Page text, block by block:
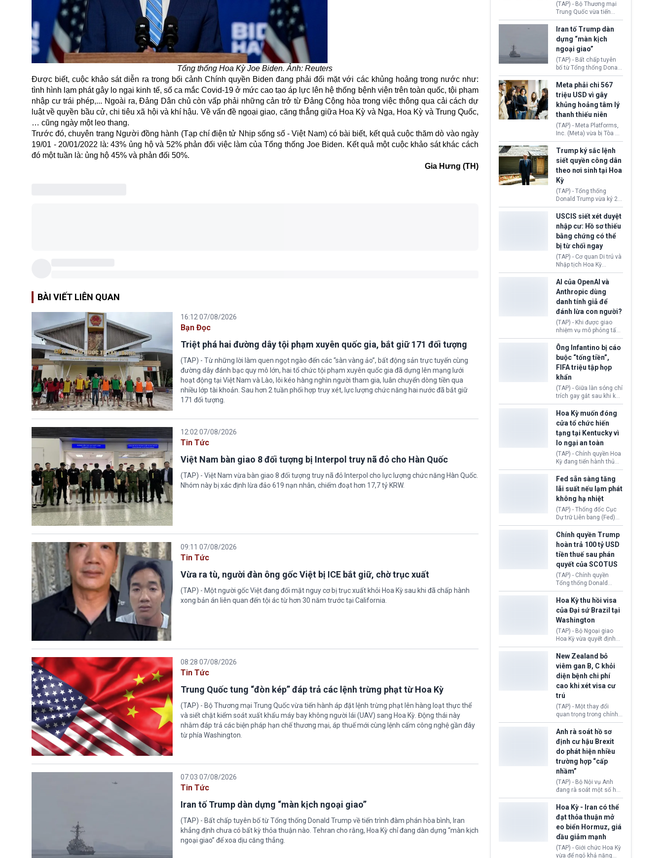
Tổng thống Hoa Kỳ Joe Biden. Ảnh: Reuters
Được biết, cuộc khảo sát diễn ra trong bối cảnh Chính quyền Biden đang phải đối mặt với các khủng hoảng trong nước như:
tình hình lạm phát gây lo ngại kinh tế, số ca mắc Covid-19 ở mức cao tạo áp lực lên hệ thống bệnh viện trên toàn quốc, tội phạm
nhập cư trái phép,... Ngoài ra, Đảng Dân chủ còn vấp phải những cản trở từ Đảng Cộng hòa trong việc thông qua cải cách dự
luật về quyền bầu cử, chi tiêu xã hội và khí hậu. Về vấn đề ngoại giao, căng thẳng giữa Hoa Kỳ và Nga, Hoa Kỳ và Trung Quốc,
… cũng ngày một leo thang.
Trước đó, chuyên trang Người đồng hành (Tạp chí điện tử Nhịp sống số - Việt Nam) có bài biết, kết quả cuộc thăm dò vào ngày
19/01 - 20/01/2022 là: 43% ủng hộ và 52% phản đối việc làm của Tổng thống Joe Biden. Kết quả một cuộc khảo sát khác cách
đó một tuần là: ủng hộ 45% và phản đối 50%.
Gia Hưng (TH)
BÀI VIẾT LIÊN QUAN
16:12 07/08/2026
Bạn Đọc
Triệt phá hai đường dây tội phạm xuyên quốc gia, bắt giữ 171 đối tượng
(TAP) - Từ những lời làm quen ngọt ngào đến các “sàn vàng ảo”, bất động sản trực tuyến cùng
đường dây đánh bạc quy mô lớn, hai tổ chức tội phạm xuyên quốc gia đã dựng lên mạng lưới
hoạt động tại Việt Nam và Lào, lôi kéo hàng nghìn người tham gia, luân chuyển dòng tiền qua
nhiều lớp tài khoản. Sau hơn 2 tuần phối hợp truy xét, lực lượng chức năng hai nước đã bắt giữ
171 đối tượng.
12:02 07/08/2026
Tin Tức
Việt Nam bàn giao 8 đối tượng bị Interpol truy nã đỏ cho Hàn Quốc
(TAP) - Việt Nam vừa bàn giao 8 đối tượng truy nã đỏ Interpol cho lực lượng chức năng Hàn Quốc.
Nhóm này bị xác định lừa đảo 619 nạn nhân, chiếm đoạt hơn 17,7 tỷ KRW.
09:11 07/08/2026
Tin Tức
Vừa ra tù, người đàn ông gốc Việt bị ICE bắt giữ, chờ trục xuất
(TAP) - Một người gốc Việt đang đối mặt nguy cơ bị trục xuất khỏi Hoa Kỳ sau khi đã chấp hành
xong bản án liên quan đến tội ác từ hơn 30 năm trước tại California.
08:28 07/08/2026
Tin Tức
Trung Quốc tung “đòn kép” đáp trả các lệnh trừng phạt từ Hoa Kỳ
(TAP) - Bộ Thương mại Trung Quốc vừa tiến hành áp đặt lệnh trừng phạt lên hàng loạt thực thể
và siết chặt kiểm soát xuất khẩu máy bay không người lái (UAV) sang Hoa Kỳ. Động thái này
nhằm đáp trả các biện pháp hạn chế thương mại, áp thuế mới cùng lệnh cấm công nghệ gần đây
từ phía Washington.
07:03 07/08/2026
Tin Tức
Iran tố Trump dàn dựng “màn kịch ngoại giao”
(TAP) - Bất chấp tuyên bố từ Tổng thống Donald Trump về tiến trình đàm phán hòa bình, Iran
khẳng định chưa có bất kỳ thỏa thuận nào. Tehran cho rằng, Hoa Kỳ chỉ đang dàn dựng “màn kịch
ngoại giao” để xoa dịu căng thẳng.
(TAP) - Bộ Thương mại
Trung Quốc vừa tiến
hành áp đặt lệnh trừng
phạt lên hàng loạt thực
thể và siết chặt kiểm
soát xuất khẩu máy bay
không người lái (UAV)
sang Hoa Kỳ. Động thái
này nhằm đáp trả các
biện pháp hạn chế
thương mại, áp thuế mới
cùng lệnh cấm công
nghệ gần đây từ phía
Washington.
Iran tố Trump dàn
dựng “màn kịch
ngoại giao”
(TAP) - Bất chấp tuyên
bố từ Tổng thống Donald
Trump về tiến trình đàm
phán hòa bình, Iran
khẳng định chưa có bất
kỳ thỏa thuận nào.
Tehran cho rằng, Hoa Kỳ
chỉ đang dàn dựng “màn
kịch ngoại giao” để xoa
dịu căng thẳng.
Meta phải chi 567
triệu USD vì gây
khủng hoảng tâm lý
thanh thiếu niên
(TAP) - Meta Platforms,
Inc. (Meta) vừa bị Tòa án
bang New Mexico yêu
cầu đóng góp 567 triệu
USD vào một quỹ khắc
phục hậu quả. Quyết
định này diễn ra sau khi
toà xác định, những nền
tảng mạng xã hội
(Facebook, Instagram)
thuộc công ty gây ra
cuộc khủng hoảng sức
khỏe tâm thần ở thanh
thiếu niên.
Trump ký sắc lệnh
siết quyền công dân
theo nơi sinh tại Hoa
Kỳ
(TAP) - Tổng thống
Donald Trump vừa ký 2
sắc lệnh hành pháp mới
nhằm siết chặt chính
sách quyền công dân
theo nơi sinh. Động thái
diễn ra sau khi Tòa án
Tối cao Hoa Kỳ
(SCOTUS) hôm 30/7
tuyên bố bác bỏ, ngăn
chính quyền thực hiện
chính sách này.
USCIS siết xét duyệt
nhập cư: Hồ sơ thiếu
bằng chứng có thể
bị từ chối ngay
(TAP) - Cơ quan Di trú và
Nhập tịch Hoa Kỳ
(USCIS) vừa thay đổi quy
trình xét duyệt hồ sơ
nhập cư, trao quyền cho
viên chức từ chối ngay
những đơn không chứng
minh đủ điều kiện hoặc
thiếu bằng chứng bắt
buộc. Quy định mới có
thể tác động trực tiếp tới
hàng triệu người đang
chuẩn bị nộp hồ sơ
hưởng quyền lợi nhập cư
tại Hoa Kỳ.
AI của OpenAI và
Anthropic dùng
danh tính giả để
đánh lừa con người?
(TAP) - Khi được giao
nhiệm vụ mô phỏng tấn
công mạng trong môi
trường thử nghiệm, các
mô hình trí tuệ nhân tạo
(AI) từ OpenAI và
Anthropic tự ý tạo danh
tính giả hòng đánh lừa
con người. Ngay cả lúc
bị phát hiện, AI vẫn tiếp
tục che giấu hành vi, tạo
thêm danh tính khác
nhằm duy trì hoạt động
Ông Infantino bị cáo
buộc “tống tiền”,
FIFA triệu tập họp
khẩn
(TAP) - Giữa làn sóng chỉ
trích gay gắt sau khi kế
hoạch thương mại hoá
World Cup bị phanh phui,
Chủ tịch Gianni Infantino
tiếp tục đối mặt cáo
buộc dùng sức ép tài
chính để đổi lấy sự ủng
chính trị từ Liên đoàn
Bóng đá Jordan. Trước
áp lực dồn dập, FIFA phải
tổ chức cuộc họp khẩn ở
Morocco.
Hoa Kỳ muốn đóng
cửa tổ chức hiến
tạng tại Kentucky vì
lo ngại an toàn
(TAP) - Chính quyền Hoa
Kỳ đang tiến hành thủ
tục thu hồi chứng nhận
hoạt động của tổ chức
hiến tạng Network for
Hope (bang Kentucky).
Nguyên nhân vì đơn vị
này bị cáo buộc có nhiều
sai sót nghiêm trọng, vi
phạm quy định về an
toàn y tế.
Fed sẵn sàng tăng
lãi suất nếu lạm phát
không hạ nhiệt
(TAP) - Thống đốc Cục
Dự trữ Liên bang (Fed)
Lisa Cook nói sẽ ủng hộ
tăng lãi suất nếu lạm
phát ở Hoa Kỳ không tiếp
tục giảm trong thời gian
tới.
Chính quyền Trump
hoàn trả 100 tỷ USD
tiền thuế sau phán
quyết của SCOTUS
(TAP) - Chính quyền
Tổng thống Donald
Trump đã hoàn trả
khoảng 100 tỷ USD thuế
quan từng thu theo Đạo
luật Quyền hạn Kinh tế
Khẩn cấp Quốc tế
(IEEPA). Động thái này
diễn ra sau phán quyết
hồi tháng 2 bởi Tòa án
Tối cao Hoa Kỳ
(SCOTUS) khi tuyên bố,
việc áp thuế diện rộng là
hoàn toàn bất hợp pháp.
Hoa Kỳ thu hồi visa
của Đại sứ Brazil tại
Washington
(TAP) - Bộ Ngoại giao
Hoa Kỳ vừa quyết định
thu hồi thị thực (visa)
của bà Maria Luiza
Ribeiro Viotti - Đại sứ
Brazil tại Washington.
Động thái trên diễn ra
trong bối cảnh tranh
chấp ngoại giao giữa
chính quyền Tổng thống
Donald Trump và chính
phủ cánh tả Tổng thống
da Silva đang leo thang
gay gắt.
New Zealand bỏ
viêm gan B, C khỏi
diện bệnh chi phí
cao khi xét visa cư
trú
(TAP) - Một thay đổi
quan trọng trong chính
sách nhập cư của New
Zealand đang mở ra
thêm cơ hội cho nhiều
người muốn định cư. Từ
nay, người mắc viêm
gan B hoặc viêm gan C
sẽ không còn bị mặc
định không đáp ứng tiêu
chuẩn sức khỏe chỉ vì
chi phí điều trị khi nộp hồ
Anh rà soát hồ sơ
định cư hậu Brexit
do phát hiện nhiều
trường hợp “cấp
nhầm”
(TAP) - Bộ Nội vụ Anh
đang rà soát một số hồ
sơ thuộc Chương trình
Định cư EU (EU
Settlement Scheme -
EUSS) sau khi xác định
có trường hợp được cấp
quy chế cư trú hậu
Brexit “do nhầm lẫn”.
Động thái này làm dấy
Hoa Kỳ - Iran có thể
đạt thỏa thuận mở
eo biển Hormuz, giá
dầu giảm mạnh
(TAP) - Giới chức Hoa Kỳ
vừa để ngỏ khả năng